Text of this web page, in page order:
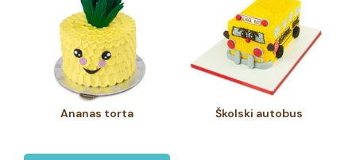
Ananas torta Školski autobus